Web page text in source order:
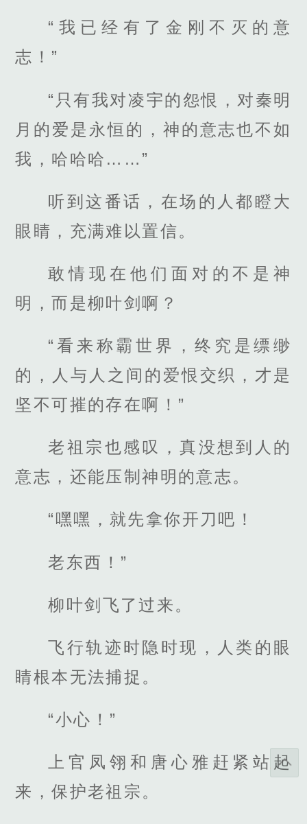
“我已经有了金刚不灭的意
志！”
“只有我对凌宇的怨恨，对秦明
月的爱是永恒的，神的意志也不如
我，哈哈哈……”
听到这番话，在场的人都瞪大
眼睛，充满难以置信。
敢情现在他们面对的不是神
明，而是柳叶剑啊？
“看来称霸世界，终究是缥缈
的，人与人之间的爱恨交织，才是
坚不可摧的存在啊！”
老祖宗也感叹，真没想到人的
意志，还能压制神明的意志。
“嘿嘿，就先拿你开刀吧！
老东西！”
柳叶剑飞了过来。
飞行轨迹时隐时现，人类的眼
睛根本无法捕捉。
“小心！”
上官凤翎和唐心雅赶紧站起
来，保护老祖宗。